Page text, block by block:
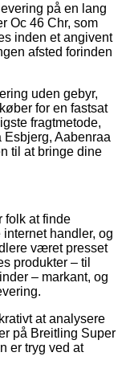
på en lang
Oc 46 Chr, som
inden et angivent
afsted forinden
uden gebyr,
for en fastsat
fragtmetode,
Aabenraa
til at bringe dine
folk at finde
handler, og
været presset
produkter – til
– markant, og
at analysere
på Breitling Super
er tryg ved at